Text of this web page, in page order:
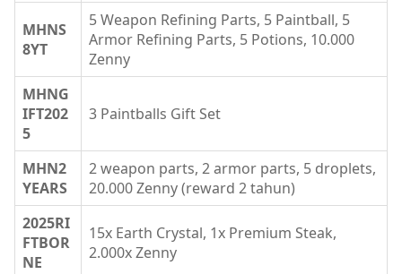
MHNS
8YT
5 Weapon Refining Parts, 5 Paintball, 5
Armor Refining Parts, 5 Potions, 10.000
Zenny
MHNG
IFT202
5
3 Paintballs Gift Set
MHN2
YEARS
2 weapon parts, 2 armor parts, 5 droplets,
20.000 Zenny (reward 2 tahun)
2025RI
FTBOR
NE
15x Earth Crystal, 1x Premium Steak,
2.000x Zenny